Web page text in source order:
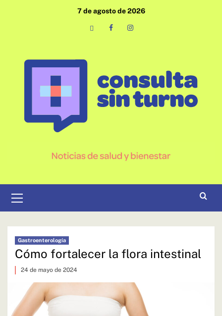
7 de agosto de 2026
primario
Gastroenterología
Cómo fortalecer la flora intestinal
24 de mayo de 2024